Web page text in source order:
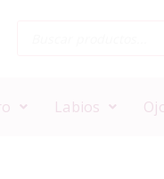
Labios